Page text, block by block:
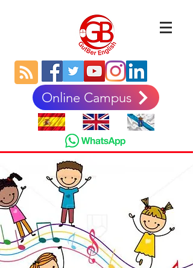
Online Campus